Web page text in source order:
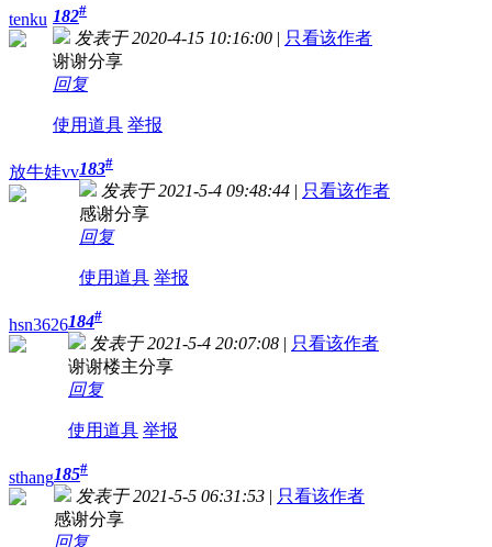
tenku 182#
发表于 2020-4-15 10:16:00 | 只看该作者
谢谢分享
回复
使用道具 举报
放牛娃vv183#
发表于 2021-5-4 09:48:44 | 只看该作者
感谢分享
回复
使用道具 举报
hsn3626184#
发表于 2021-5-4 20:07:08 | 只看该作者
谢谢楼主分享
回复
使用道具 举报
sthang185#
发表于 2021-5-5 06:31:53 | 只看该作者
感谢分享
回复